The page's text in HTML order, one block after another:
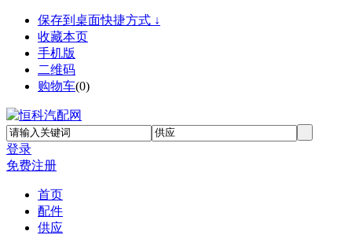
保存到桌面快捷方式 ↓
收藏本页
手机版
二维码
购物车(0)
登录
免费注册
首页
配件
供应